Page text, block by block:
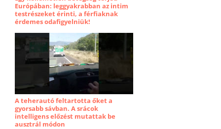
Európában: leggyakrabban az intim
testrészeket érinti, a férfiaknak
érdemes odafigyelniük!
A teherautó feltartotta őket a
gyorsabb sávban. A srácok
intelligens előzést mutattak be
ausztrál módon